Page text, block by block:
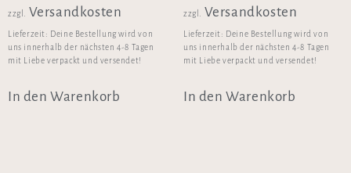
zzgl. Versandkosten
Lieferzeit: Deine Bestellung wird von
uns innerhalb der nächsten 4-8 Tagen
mit Liebe verpackt und versendet!
In den Warenkorb
zzgl. Versandkosten
Lieferzeit: Deine Bestellung wird von
uns innerhalb der nächsten 4-8 Tagen
mit Liebe verpackt und versendet!
In den Warenkorb